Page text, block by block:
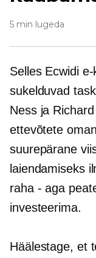
5 min lugeda
Selles Ecwidi
sukelduvad
Ness ja
ettevõtete
suurepärane
laiendamiseks
raha - aga
investeerima.
Häälestage, et